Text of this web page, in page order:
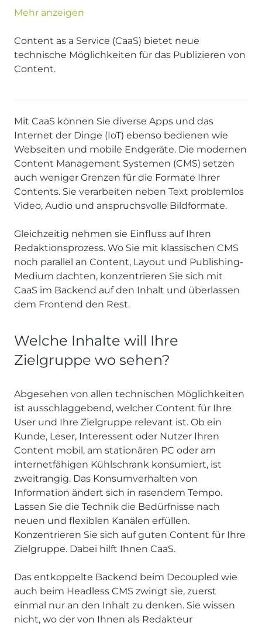
#CaaS
#Content
#Content-as-a-Service
Content Management
Mehr anzeigen
Content as a Service (CaaS) bietet neue
technische Möglichkeiten für das Publizieren von
Content.
Mit CaaS können Sie diverse Apps und das
Internet der Dinge (IoT) ebenso bedienen wie
Webseiten und mobile Endgeräte. Die modernen
Content Management Systemen (CMS) setzen
auch weniger Grenzen für die Formate Ihrer
Contents. Sie verarbeiten neben Text problemlos
Video, Audio und anspruchsvolle Bildformate.
Gleichzeitig nehmen sie Einfluss auf Ihren
Redaktionsprozess. Wo Sie mit klassischen CMS
noch parallel an Content, Layout und Publishing-
Medium dachten, konzentrieren Sie sich mit
CaaS im Backend auf den Inhalt und überlassen
dem Frontend den Rest.
Welche Inhalte will Ihre
Zielgruppe wo sehen?
Abgesehen von allen technischen Möglichkeiten
ist ausschlaggebend, welcher Content für Ihre
User und Ihre Zielgruppe relevant ist. Ob ein
Kunde, Leser, Interessent oder Nutzer Ihren
Content mobil, am stationären PC oder am
internetfähigen Kühlschrank konsumiert, ist
zweitrangig. Das Konsumverhalten von
Information ändert sich in rasendem Tempo.
Lassen Sie die Technik die Bedürfnisse nach
neuen und flexiblen Kanälen erfüllen.
Konzentrieren Sie sich auf guten Content für Ihre
Zielgruppe. Dabei hilft Ihnen CaaS.
Das entkoppelte Backend beim Decoupled wie
auch beim Headless CMS zwingt sie, zuerst
einmal nur an den Inhalt zu denken. Sie wissen
nicht, wo der von Ihnen als Redakteur